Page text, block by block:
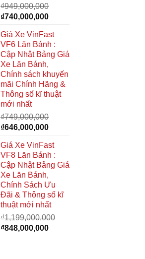
₫949,000,000
Giá
là:
₫949,000,000.
₫740,000,000Giá
tại
là:
₫740,000,000.
Giá Xe VinFast
VF6 Lăn Bánh :
Cập Nhật Bảng Giá
Xe Lăn Bánh,
Chính sách khuyến
mãi Chính Hãng &
Thông số kĩ thuật
mới nhất
₫749,000,000
Giá
là:
₫749,000,000.
₫646,000,000Giá
tại
là:
₫646,000,000.
Giá Xe VinFast
VF8 Lăn Bánh :
Cập Nhật Bảng Giá
Xe Lăn Bánh,
Chính Sách Ưu
Đãi & Thông số kĩ
thuật mới nhất
₫1,199,000,000
Giá
₫848,000,000Giá